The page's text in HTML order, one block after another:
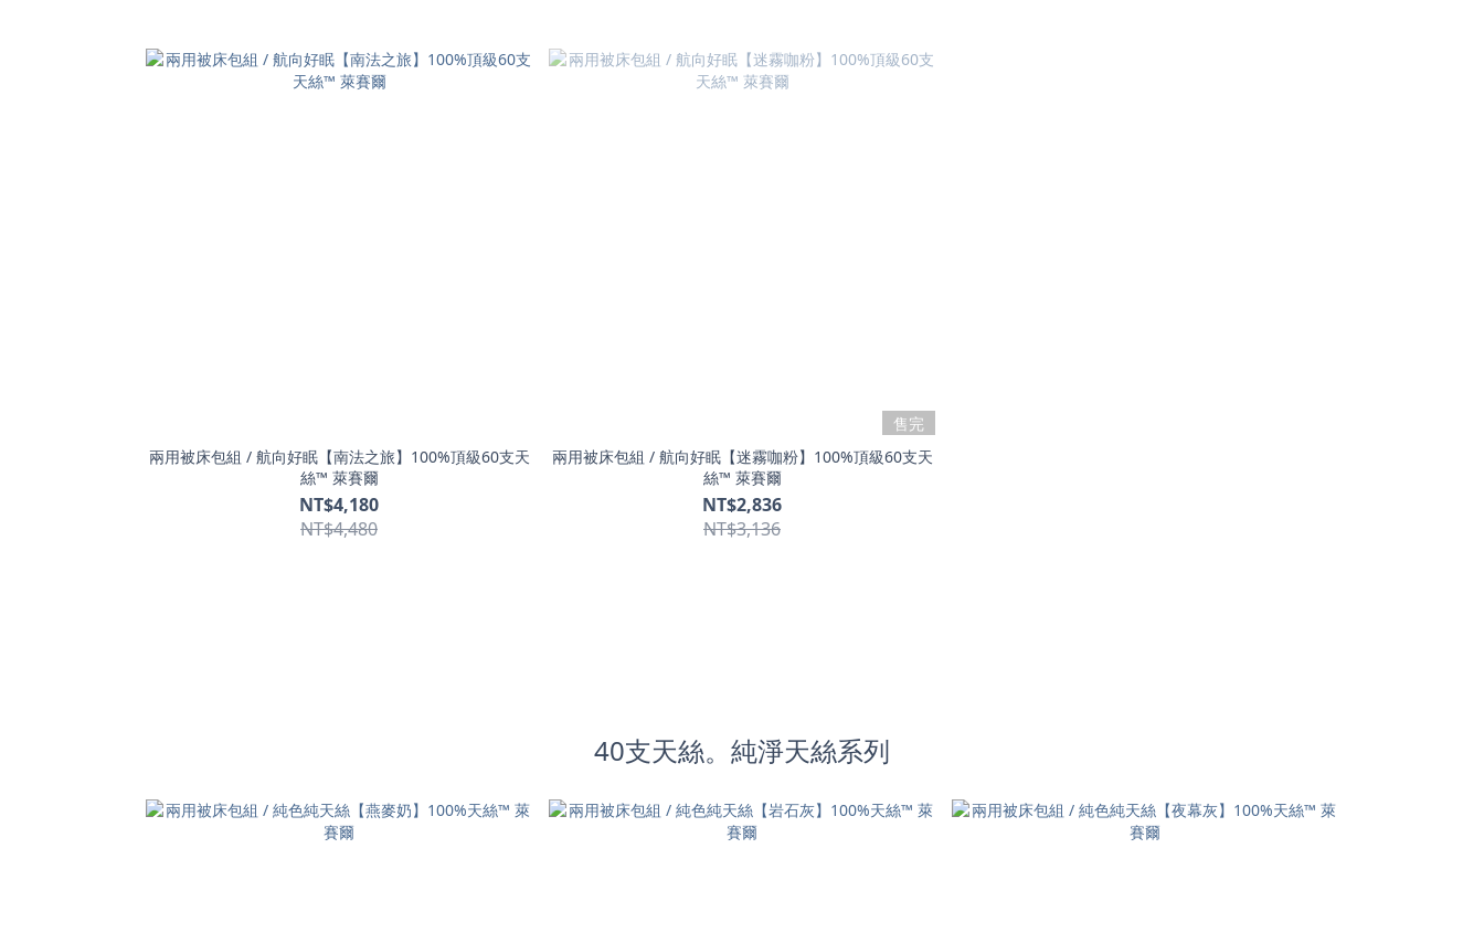
兩用被床包組 / 航向好眠【南法之旅】100%頂級60支天
絲™ 萊賽爾
NT$4,180
NT$4,480
售完
兩用被床包組 / 航向好眠【迷霧咖粉】100%頂級60支天
絲™ 萊賽爾
NT$2,836
NT$3,136
40支天絲。純淨天絲系列